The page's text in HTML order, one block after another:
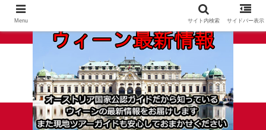
Menu サイト内検索 サイドバー表示